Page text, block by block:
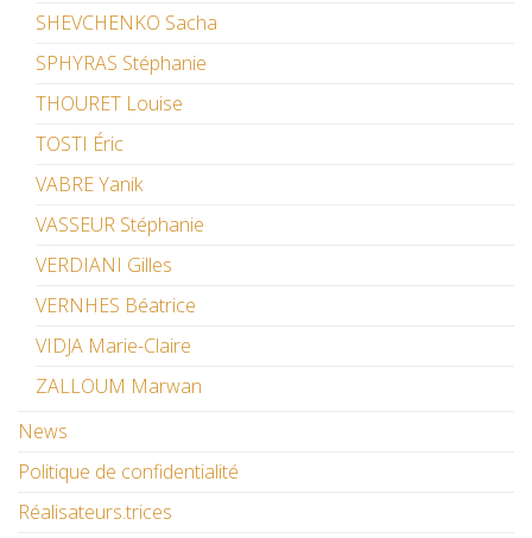
SHEVCHENKO Sacha
SPHYRAS Stéphanie
THOURET Louise
TOSTI Éric
VABRE Yanik
VASSEUR Stéphanie
VERDIANI Gilles
VERNHES Béatrice
VIDJA Marie-Claire
ZALLOUM Marwan
News
Politique de confidentialité
Réalisateurs.trices